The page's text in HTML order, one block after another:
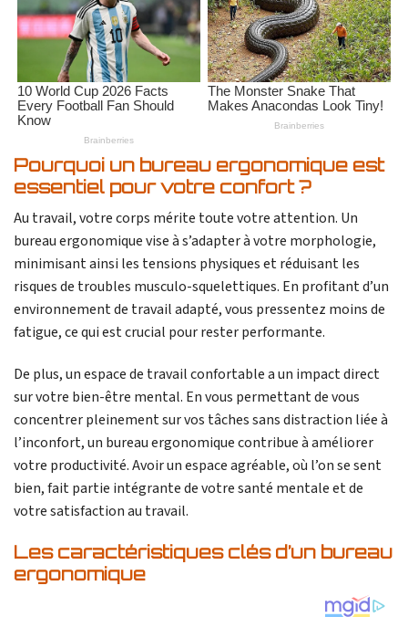
Pourquoi un bureau ergonomique est
essentiel pour votre confort ?
Au travail, votre corps mérite toute votre attention. Un
bureau ergonomique vise à s’adapter à votre morphologie,
minimisant ainsi les tensions physiques et réduisant les
risques de troubles musculo-squelettiques. En profitant d’un
environnement de travail adapté, vous pressentez moins de
fatigue, ce qui est crucial pour rester performante.
De plus, un espace de travail confortable a un impact direct
sur votre bien-être mental. En vous permettant de vous
concentrer pleinement sur vos tâches sans distraction liée à
l’inconfort, un bureau ergonomique contribue à améliorer
votre productivité. Avoir un espace agréable, où l’on se sent
bien, fait partie intégrante de votre santé mentale et de
votre satisfaction au travail.
Les caractéristiques clés d’un bureau
ergonomique